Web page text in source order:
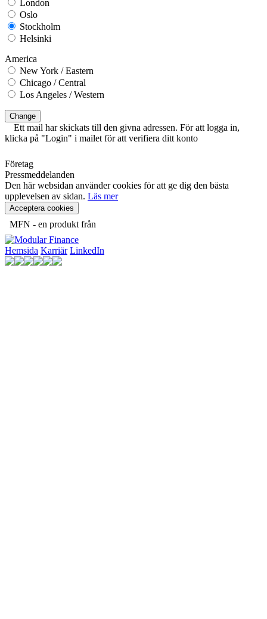
London
Oslo
Stockholm
Helsinki
America
New York / Eastern
Chicago / Central
Los Angeles / Western
Change
Ett mail har skickats till den givna adressen. För att logga in,
klicka på "Login" i mailet för att verifiera ditt konto
Företag
Pressmeddelanden
Den här websidan använder cookies för att ge dig den bästa
upplevelsen av sidan. Läs mer
Acceptera cookies
MFN - en produkt från
Hemsida Karriär LinkedIn